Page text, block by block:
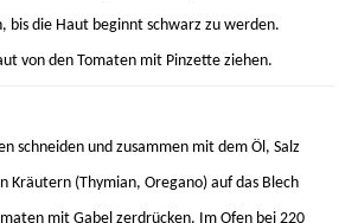
bis die Haut beginnt schwarz zu werden.
von den Tomaten mit Pinzette ziehen.
schneiden und zusammen mit dem Öl, Salz
Kräutern (Thymian, Oregano) auf das Blech
mit Gabel zerdrücken. Im Ofen bei 220